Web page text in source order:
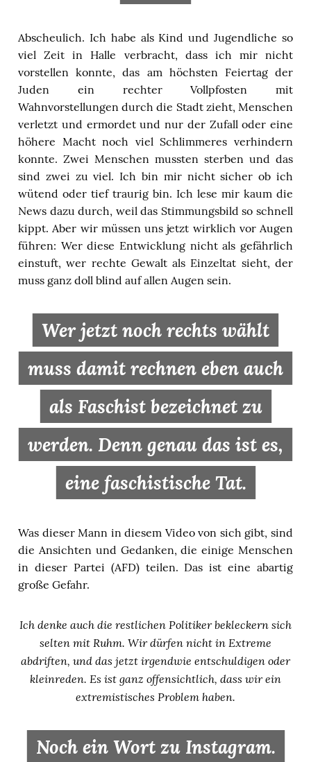
Abscheulich. Ich habe als Kind und Jugendliche so
viel Zeit in Halle verbracht, dass ich mir nicht
vorstellen konnte, das am höchsten Feiertag der
Juden ein rechter Vollpfosten mit
Wahnvorstellungen durch die Stadt zieht, Menschen
verletzt und ermordet und nur der Zufall oder eine
höhere Macht noch viel Schlimmeres verhindern
konnte. Zwei Menschen mussten sterben und das
sind zwei zu viel. Ich bin mir nicht sicher ob ich
wütend oder tief traurig bin. Ich lese mir kaum die
News dazu durch, weil das Stimmungsbild so schnell
kippt. Aber wir müssen uns jetzt wirklich vor Augen
führen: Wer diese Entwicklung nicht als gefährlich
einstuft, wer rechte Gewalt als Einzeltat sieht, der
muss ganz doll blind auf allen Augen sein.
Wer jetzt noch rechts wählt
muss damit rechnen eben auch
als Faschist bezeichnet zu
werden. Denn genau das ist es,
eine faschistische Tat.
Was dieser Mann in diesem Video von sich gibt, sind
die Ansichten und Gedanken, die einige Menschen
in dieser Partei (AFD) teilen. Das ist eine abartig
große Gefahr.
Ich denke auch die restlichen Politiker bekleckern sich
selten mit Ruhm. Wir dürfen nicht in Extreme
abdriften, und das jetzt irgendwie entschuldigen oder
kleinreden. Es ist ganz offensichtlich, dass wir ein
extremistisches Problem haben.
Noch ein Wort zu Instagram.